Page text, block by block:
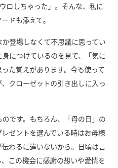
ロしちゃった」。そんな、私に
ドも添えて。
登場しなくて不思議に思ってい
につけているのを見て、「気に
た覚えがあります。今も使って
クローゼットの引き出しに入っ
です。もちろん、「母の日」の
ゼントを選んでいる時はお母様
わるに違いないから。日頃は言
この機会に感謝の想いや愛情を